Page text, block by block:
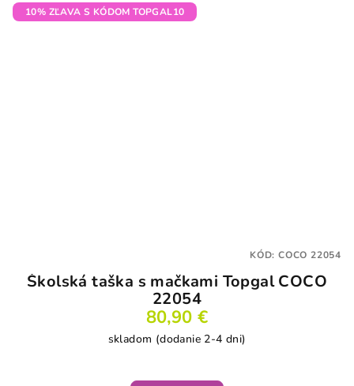
10% ZĽAVA S KÓDOM TOPGAL10
Školská taška s mačkami Topgal COCO
22054
80,90 €
skladom (dodanie 2-4 dni)
KÓD: COCO 22054